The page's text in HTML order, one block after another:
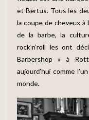
et Bertus. Tous les
la coupe de cheveux à
de la barbe, la
rock’n’roll les ont
Barbershop » à
aujourd’hui comme
monde.